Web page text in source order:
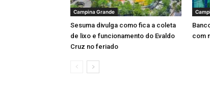
Campina Grande
Sesuma divulga como fica a coleta
de lixo e funcionamento do Evaldo
Cruz no feriado
com